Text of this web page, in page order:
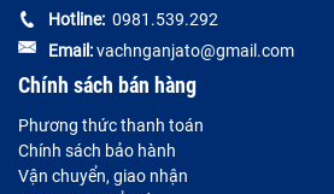
Hotline: 0981.539.292
Email:vachnganjato@gmail.com
Chính sách bán hàng
Phương thức thanh toán
Chính sách bảo hành
Vận chuyển, giao nhận